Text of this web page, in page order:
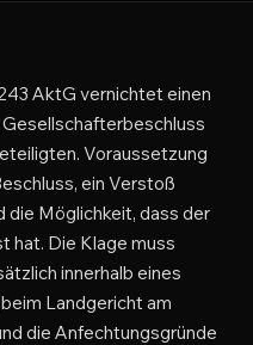
AktG vernichtet einen
Voraussetzung
ein Verstoß
die Möglichkeit, dass der
hat. Die Klage muss
innerhalb eines
Landgericht am
die Anfechtungsgründe